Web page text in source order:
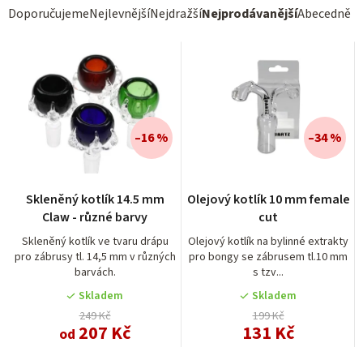
Ř
u
DoporučujemeNejlevnějšíNejdražšíNejprodávanějšíAbecedně
Skleněný kotlík 14.5 mm
Claw - různé barvy
Skleněný kotlík ve tvaru drápu
pro zábrusy tl. 14,5 mm v různých
barvách.
Skladem
249 Kč
od 207 Kč
–16 %
Olejový kotlík 10 mm female
cut
Olejový kotlík na bylinné extrakty
pro bongy se zábrusem tl.10 mm
s tzv...
Skladem
199 Kč
131 Kč
–34 %